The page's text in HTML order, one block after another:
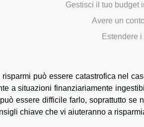
Gestisci il tuo budget
Avere un
Estendere
risparmi può essere catastrofica nel
a situazioni finanziariamente
essere difficile farlo, soprattutto se
chiave che vi aiuteranno a